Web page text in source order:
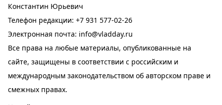
Константин Юрьевич
Телефон редакции: +7 931 577-02-26
Электронная почта: info@vladday.ru
Все права на любые материалы, опубликованные на
сайте, защищены в соответствии с российским и
международным законодательством об авторском праве и
смежных правах.